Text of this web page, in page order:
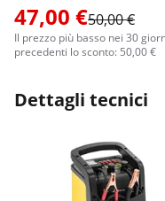
47,00 €50,00 €
Il prezzo più basso nei 30
precedenti lo sconto: 50,00 €
Dettagli tecnici